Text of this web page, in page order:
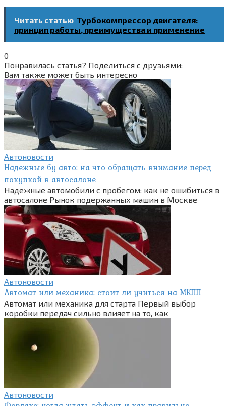
Читать статью Турбокомпрессор двигателя:
принцип работы, преимущества и применение
0
Понравилась статья? Поделиться с друзьями:
Вам также может быть интересно
Автоновости
Надежные бу авто: на что обращать внимание перед
покупкой в автосалоне
Надежные автомобили с пробегом: как не ошибиться в
автосалоне Рынок подержанных машин в Москве
Автоновости
Автомат или механика: стоит ли учиться на МКПП
Автомат или механика для старта Первый выбор
коробки передач сильно влияет на то, как
Автоновости